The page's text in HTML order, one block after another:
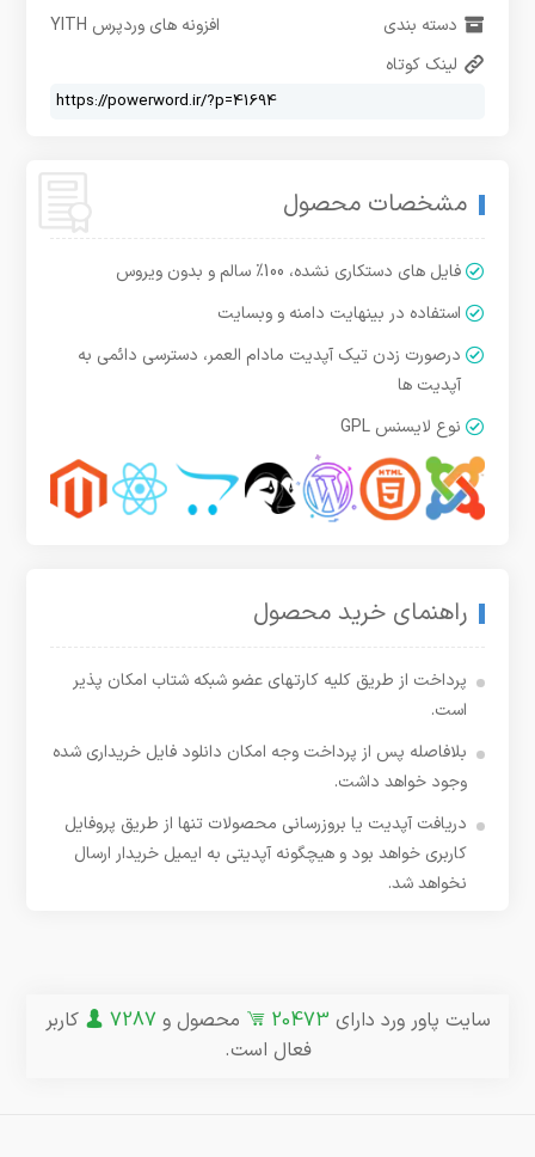
دسته بندی
افزونه های وردپرس YITH
لینک کوتاه
مشخصات محصول
فایل های دستکاری نشده، 100% سالم و بدون ویروس
استفاده در بینهایت دامنه و وبسایت
درصورت زدن تیک آپدیت مادام العمر، دسترسی دائمی به
آپدیت ها
نوع لایسنس GPL
راهنمای خرید محصول
پرداخت از طریق کلیه کارتهای عضو شبکه شتاب امکان پذیر
است.
بلافاصله پس از پرداخت وجه امکان دانلود فایل خریداری شده
وجود خواهد داشت.
دریافت آپدیت یا بروزرسانی محصولات تنها از طریق پروفایل
کاربری خواهد بود و هیچگونه آپدیتی به ایمیل خریدار ارسال
نخواهد شد.
سایت پاور ورد دارای 20473 محصول و7287
کاربر
فعال است.